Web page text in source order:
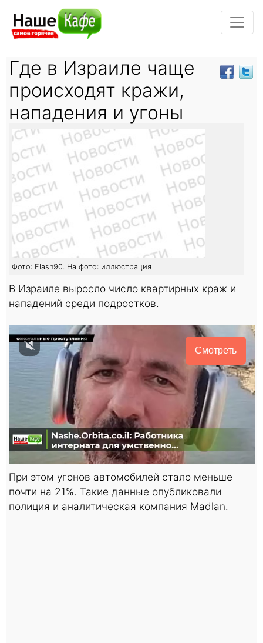
Где в Израиле чаще
происходят кражи,
нападения и угоны
Фото: Flash90. На фото: иллюстрация
В Израиле выросло число квартирных краж и
нападений среди подростков.
Смотреть
При этом угонов автомобилей стало меньше
почти на 21%. Такие данные опубликовали
полиция и аналитическая компания Madlan.